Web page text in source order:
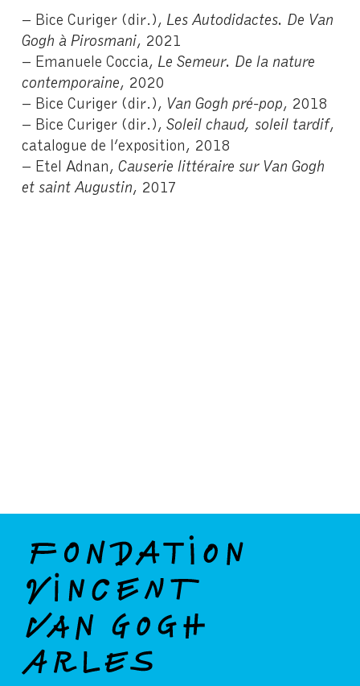
– Bice Curiger (dir.), Les Autodidactes. De Van
Gogh à Pirosmani, 2021
– Emanuele Coccia, Le Semeur. De la nature
contemporaine, 2020
– Bice Curiger (dir.), Van Gogh pré-pop, 2018
– Bice Curiger (dir.),Soleil chaud, soleil tardif,
catalogue de l’exposition, 2018
– Etel Adnan,Causerie littéraire sur Van Gogh
et saint Augustin, 2017